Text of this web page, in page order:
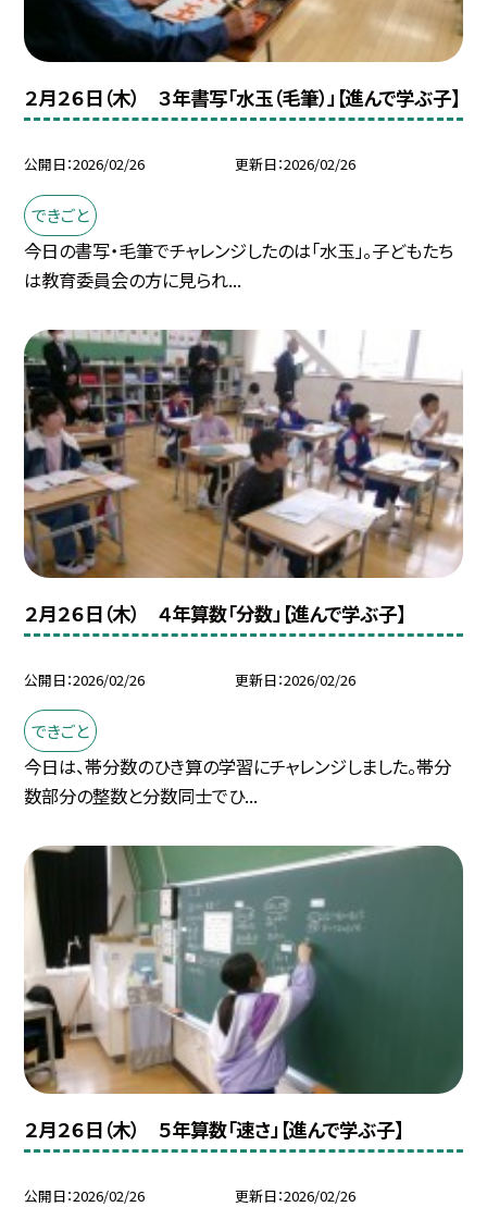
２月２６日（木） ３年書写「水玉（毛筆）」【進んで学ぶ子】
公開日 2026/02/26 更新日 2026/02/26
できごと
今日の書写・毛筆でチャレンジしたのは「水玉」。子どもたち
は教育委員会の方に見られ...
２月２６日（木） ４年算数「分数」【進んで学ぶ子】
公開日 2026/02/26 更新日 2026/02/26
できごと
今日は、帯分数のひき算の学習にチャレンジしました。帯分
数部分の整数と分数同士でひ...
２月２６日（木） ５年算数「速さ」【進んで学ぶ子】
公開日 2026/02/26 更新日 2026/02/26